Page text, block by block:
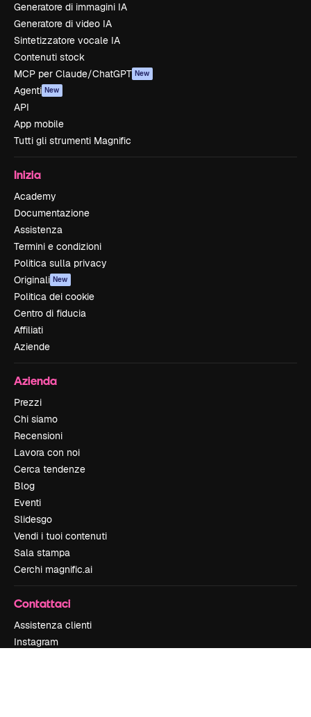
Generatore di immagini IA
Generatore di video IA
Sintetizzatore vocale IA
Contenuti stock
MCP per Claude/ChatGPT New
Agenti New
API
App mobile
Tutti gli strumenti Magnific
Inizia
Academy
Documentazione
Assistenza
Termini e condizioni
Politica sulla privacy
Originali New
Politica dei cookie
Centro di fiducia
Affiliati
Aziende
Azienda
Prezzi
Chi siamo
Recensioni
Lavora con noi
Cerca tendenze
Blog
Eventi
Slidesgo
Vendi i tuoi contenuti
Sala stampa
Cerchi magnific.ai
Contattaci
Assistenza clienti
Instagram